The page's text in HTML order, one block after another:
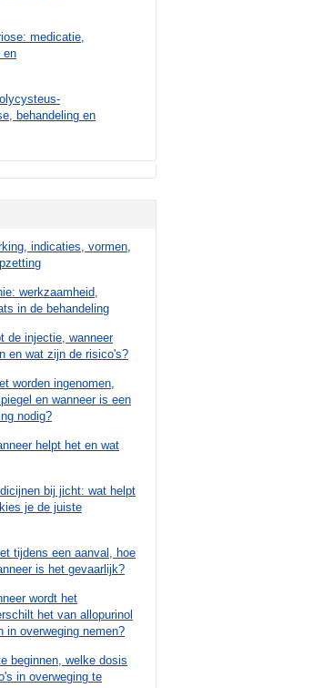
medicatie,
en
behandeling en
indicaties, vormen,
werkzaamheid,
in de behandeling
de injectie, wanneer
en wat zijn de risico's?
worden ingenomen,
en wanneer is een
nodig?
helpt het en wat
bij jicht: wat helpt
je de juiste
tijdens een aanval, hoe
is het gevaarlijk?
wordt het
het van allopurinol
in overweging nemen?
beginnen, welke dosis
in overweging te